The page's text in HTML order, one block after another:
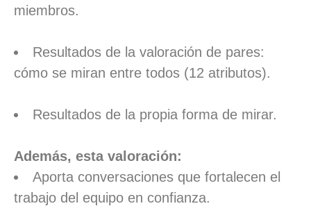
miembros.
Resultados de la valoración de pares:
cómo se miran entre todos (12 atributos).
Resultados de la propia forma de mirar.
Además, esta valoración:
Aporta conversaciones que fortalecen el
trabajo del equipo en confianza.